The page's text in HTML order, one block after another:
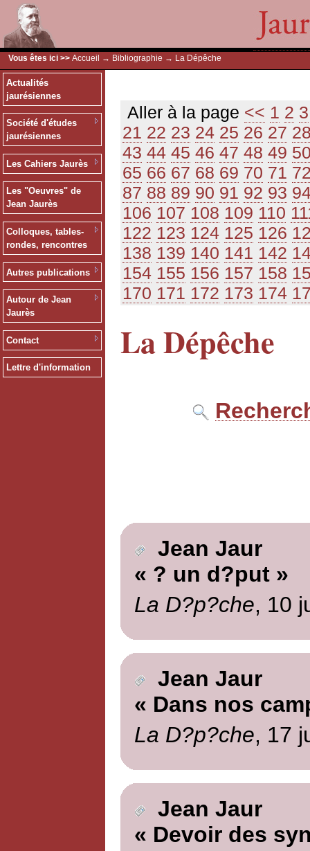
Vous êtes ici >> Accueil → Bibliographie → La Dépêche
Actualités
jaurésiennes
Société d'études
jaurésiennes
Les Cahiers Jaurès
Les "Oeuvres" de
Jean Jaurès
Colloques, tables-
rondes, rencontres
Autres publications
Autour de Jean
Jaurès
Contact
Lettre d'information
Aller à la page << 1 2 3
21 22 23 24 25 26 27
43 44 45 46 47 48 49
65 66 67 68 69 70 71
87 88 89 90 91 92 93
106 107 108 109 110
122 123 124 125 126
138 139 140 141 142
154 155 156 157 158
170 171 172 173 174
La Dépêche
Jean Jaur
« ? un d?put »
La D?p?che, 10
Jean Jaur
« Dans nos
La D?p?che, 17
Jean Jaur
« Devoir des